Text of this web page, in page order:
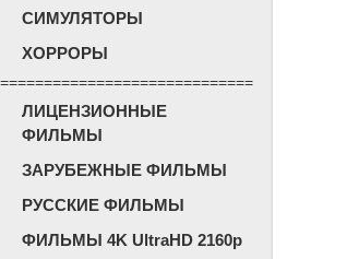
СИМУЛЯТОРЫ
ХОРРОРЫ
=============================
ЛИЦЕНЗИОННЫЕ
ФИЛЬМЫ
ЗАРУБЕЖНЫЕ ФИЛЬМЫ
РУССКИЕ ФИЛЬМЫ
ФИЛЬМЫ 4K UltraHD 2160p